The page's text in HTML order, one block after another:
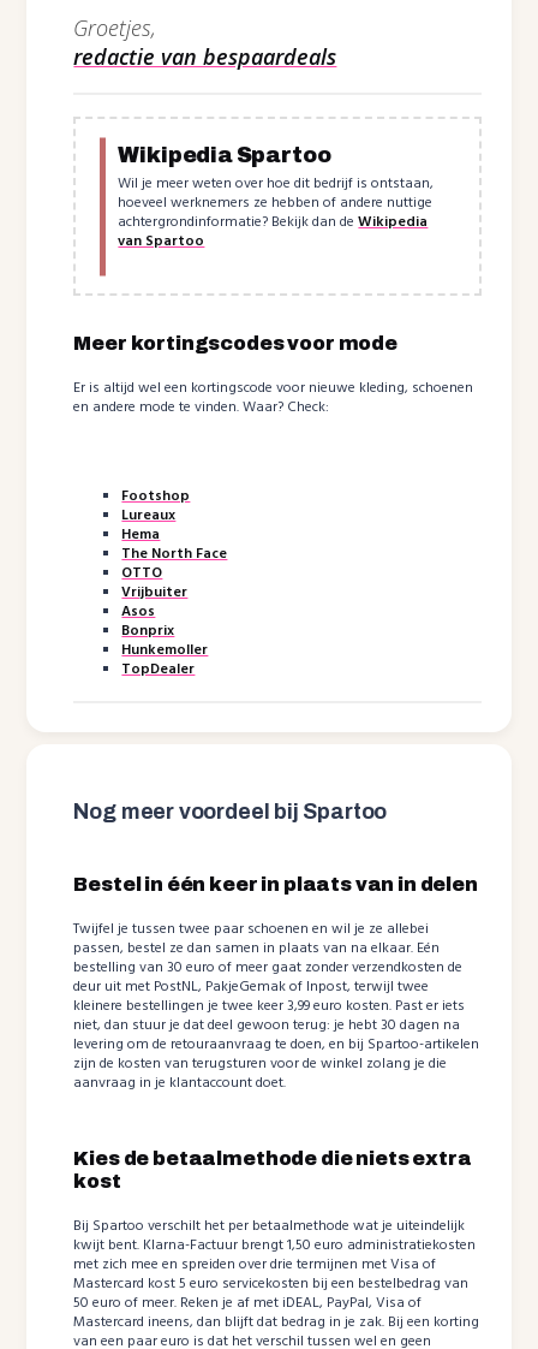
Groetjes,
redactie van bespaardeals
Wikipedia Spartoo
Wil je meer weten over hoe dit bedrijf is ontstaan,
hoeveel werknemers ze hebben of andere nuttige
achtergrondinformatie? Bekijk dan deWikipedia
van Spartoo
Meer kortingscodes voor mode
Er is altijd wel een kortingscode voor nieuwe kleding, schoenen
en andere mode te vinden. Waar? Check:
Footshop
Lureaux
Hema
The North Face
OTTO
Vrijbuiter
Asos
Bonprix
Hunkemoller
TopDealer
Nog meer voordeel bij Spartoo
Bestel in één keer in plaats van in delen
Twijfel je tussen twee paar schoenen en wil je ze allebei
passen, bestel ze dan samen in plaats van na elkaar. Eén
bestelling van 30 euro of meer gaat zonder verzendkosten de
deur uit met PostNL, PakjeGemak of Inpost, terwijl twee
kleinere bestellingen je twee keer 3,99 euro kosten. Past er iets
niet, dan stuur je dat deel gewoon terug: je hebt 30 dagen na
levering om de retouraanvraag te doen, en bij Spartoo-artikelen
zijn de kosten van terugsturen voor de winkel zolang je die
aanvraag in je klantaccount doet.
Kies de betaalmethode die niets extra
kost
Bij Spartoo verschilt het per betaalmethode wat je uiteindelijk
kwijt bent. Klarna-Factuur brengt 1,50 euro administratiekosten
met zich mee en spreiden over drie termijnen met Visa of
Mastercard kost 5 euro servicekosten bij een bestelbedrag van
50 euro of meer. Reken je af met iDEAL, PayPal, Visa of
Mastercard ineens, dan blijft dat bedrag in je zak. Bij een korting
van een paar euro is dat het verschil tussen wel en geen